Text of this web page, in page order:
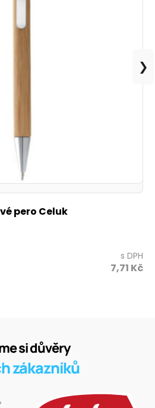
pero Celuk
7,71 Kč
s DPH
❯
si důvěry
zákazníků